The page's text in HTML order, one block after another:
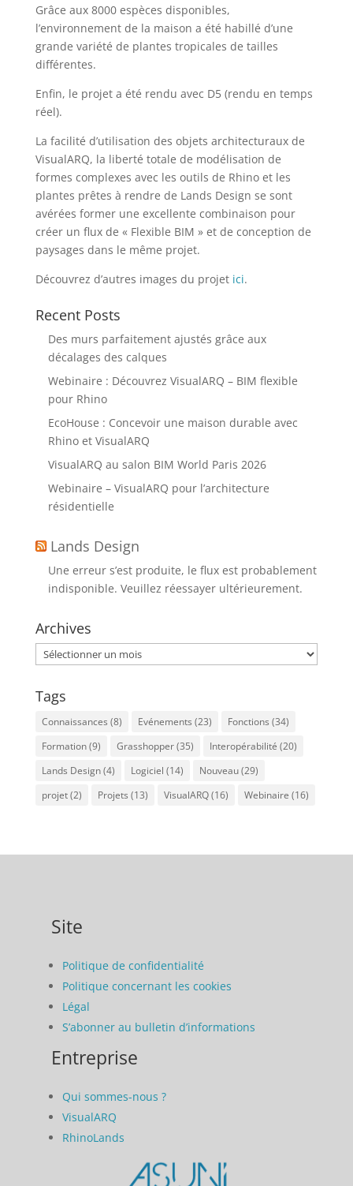
Grâce aux 8000 espèces disponibles,
l’environnement de la maison a été habillé d’une
grande variété de plantes tropicales de tailles
différentes.
Enfin, le projet a été rendu avec D5 (rendu en temps
réel).
La facilité d’utilisation des objets architecturaux de
VisualARQ, la liberté totale de modélisation de
formes complexes avec les outils de Rhino et les
plantes prêtes à rendre de Lands Design se sont
avérées former une excellente combinaison pour
créer un flux de « Flexible BIM » et de conception de
paysages dans le même projet.
Découvrez d’autres images du projet ici.
Recent Posts
Des murs parfaitement ajustés grâce aux
décalages des calques
Webinaire : Découvrez VisualARQ – BIM flexible
pour Rhino
EcoHouse : Concevoir une maison durable avec
Rhino et VisualARQ
VisualARQ au salon BIM World Paris 2026
Webinaire – VisualARQ pour l’architecture
résidentielle
Lands Design
Une erreur s’est produite, le flux est probablement
indisponible. Veuillez réessayer ultérieurement.
Archives
Archives
Tags
Connaissances (8) Evénements (23) Fonctions (34)
Formation(9) Grasshopper(35) Interopérabilité (20)
Lands Design(4) Logiciel (14) Nouveau(29)
projet(2) Projets (13) VisualARQ(16) Webinaire (16)
Site
Politique de confidentialité
Politique concernant les cookies
Légal
S’abonner au bulletin d’informations
Entreprise
Qui sommes-nous ?
VisualARQ
RhinoLands